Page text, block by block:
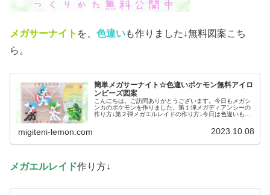
メガサーナイト を、 色違いも作りました↓無料図案こち
ら。
簡単メガサーナイト☆色違いポケモン無料アイロ
ンビーズ図案
こんにちは。ご訪問ありがとうございます。今日もメガシ
ンカのポケモンを作りました。第１弾メガディアンシーの
作り方↓第２弾メガエルレイドの作り方↓今日は色違いも作
migiteni-lemon.com 2023.10.08
メガエルレイド作り方↓